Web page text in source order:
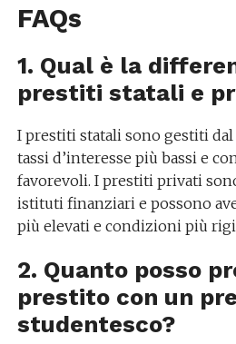
FAQs
1. Qual è la
prestiti statali e
I prestiti statali sono gestiti
tassi d’interesse più bassi e
favorevoli. I prestiti privati
istituti finanziari e possono
più elevati e condizioni più
2. Quanto posso
prestito con un
studentesco?